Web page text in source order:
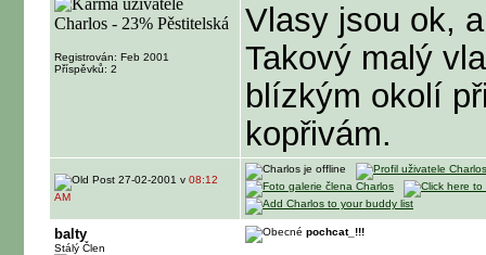
Registrován: Feb 2001
Příspěvků: 2
Vlasy jsou ok,
Takový malý
blízkým okolí
kopřivám.
27-02-2001 v 08:12
AM
balty
Stálý Člen
pochcat_!!!